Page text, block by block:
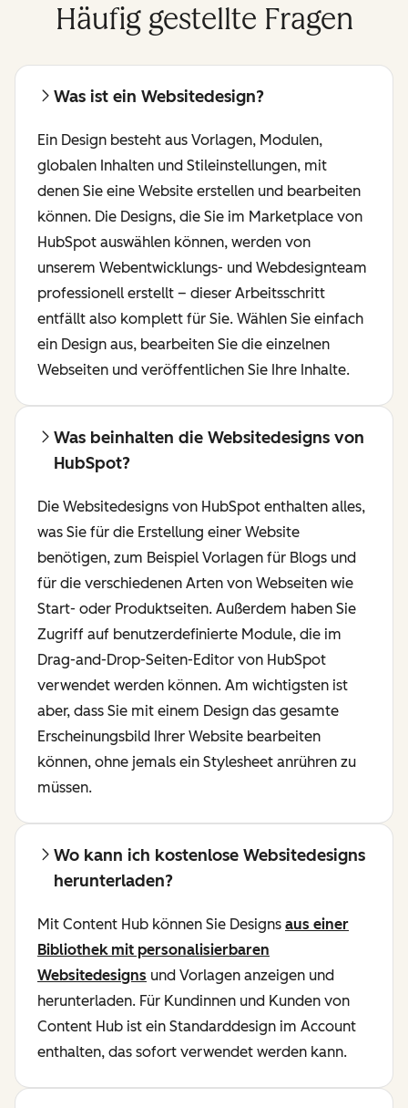
Häufig gestellte Fragen
Was ist ein Websitedesign?
Ein Design besteht aus Vorlagen, Modulen,
globalen Inhalten und Stileinstellungen, mit
denen Sie eine Website erstellen und bearbeiten
können. Die Designs, die Sie im Marketplace von
HubSpot auswählen können, werden von
unserem Webentwicklungs- und Webdesignteam
professionell erstellt – dieser Arbeitsschritt
entfällt also komplett für Sie. Wählen Sie einfach
ein Design aus, bearbeiten Sie die einzelnen
Webseiten und veröffentlichen Sie Ihre Inhalte.
Was beinhalten die Websitedesigns von
HubSpot?
Die Websitedesigns von HubSpot enthalten alles,
was Sie für die Erstellung einer Website
benötigen, zum Beispiel Vorlagen für Blogs und
für die verschiedenen Arten von Webseiten wie
Start- oder Produktseiten. Außerdem haben Sie
Zugriff auf benutzerdefinierte Module, die im
Drag-and-Drop-Seiten-Editor von HubSpot
verwendet werden können. Am wichtigsten ist
aber, dass Sie mit einem Design das gesamte
Erscheinungsbild Ihrer Website bearbeiten
können, ohne jemals ein Stylesheet anrühren zu
müssen.
Wo kann ich kostenlose Websitedesigns
herunterladen?
Mit Content Hub können Sie Designs aus einer
Bibliothek mit personalisierbaren
Websitedesigns und Vorlagen anzeigen und
herunterladen. Für Kundinnen und Kunden von
Content Hub ist ein Standarddesign im Account
enthalten, das sofort verwendet werden kann.